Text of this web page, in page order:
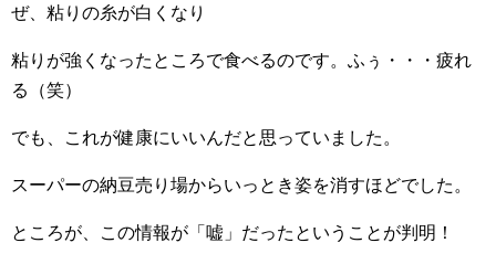
ぜ、粘りの糸が白くなり
粘りが強くなったところで食べるのです。ふぅ・・・疲れ
る（笑）
でも、これが健康にいいんだと思っていました。
スーパーの納豆売り場からいっとき姿を消すほどでした。
ところが、この情報が「嘘」だったということが判明！